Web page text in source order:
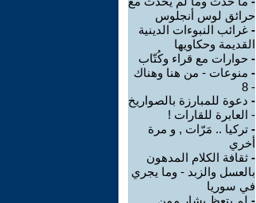
حرائق لوس أنجلوس
- غرائب النبوءات الدينية
القديمة وحكاويها
- حوارات مع قراء وكُتّاب
- منوعات - من هنا وهناك
- 8
- دعوة للمبارزة بالصواريخ
- العابرة للقارات !
- تركيا .. مَرّات , و مرة
أخري
- ثقافة الكلام المدهون
بالعسل والزبد - وما يجري
في سوريا
- لم يتعظ بشار ممن